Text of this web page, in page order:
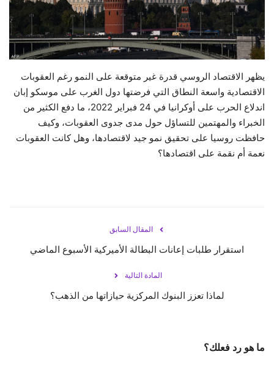
فيديو
حياة
يظهر الاقتصاد الروسي قدرة غير متوقعة على النمو رغم العقوبات
الاقتصادية واسعة النطاق التي فرضتها دول الغرب على موسكو إبان
اندلاع الحرب على أوكرانيا في 24 فبراير 2022، ما دفع الكثير من
الخبراء والمهتمين للتساؤل حول مدى جدوى العقوبات، وكيف
حافظت روسيا على تحقيق نمو جيد لاقتصادها، وهل كانت العقوبات
نعمة أم نقمة على اقتصادها؟
المقال السابق
استقرار طلبات إعانات البطالة الأميركية الأسبوع الماضي
المادة التالية
لماذا تعزز البنوك المركزية حيازاتها من الذهب؟
ما هو رد فعلك؟